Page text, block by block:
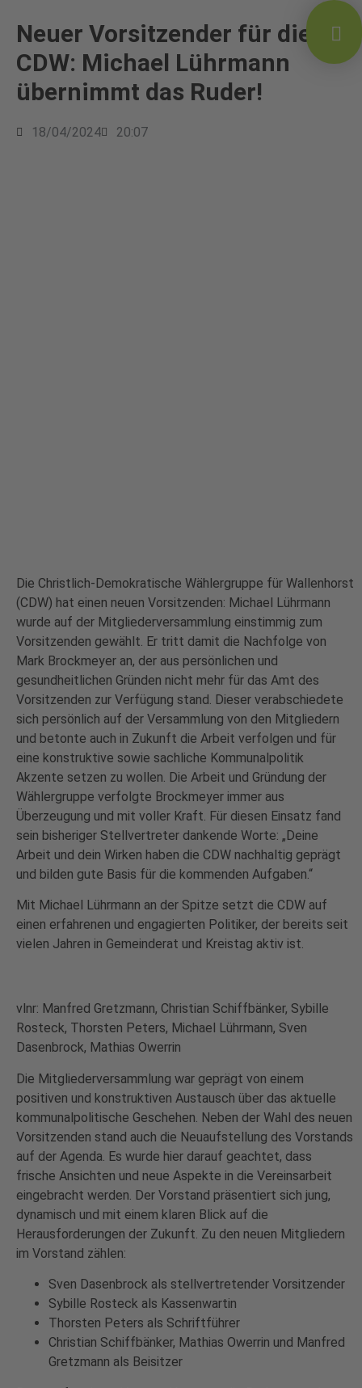
Neuer Vorsitzender für die
CDW: Michael Lührmann
übernimmt das Ruder!
18/04/2024 20:07
Die Christlich-Demokratische Wählergruppe für Wallenhorst
(CDW) hat einen neuen Vorsitzenden: Michael Lührmann
wurde auf der Mitgliederversammlung einstimmig zum
Vorsitzenden gewählt. Er tritt damit die Nachfolge von
Mark Brockmeyer an, der aus persönlichen und
gesundheitlichen Gründen nicht mehr für das Amt des
Vorsitzenden zur Verfügung stand. Dieser verabschiedete
sich persönlich auf der Versammlung von den Mitgliedern
und betonte auch in Zukunft die Arbeit verfolgen und für
eine konstruktive sowie sachliche Kommunalpolitik
Akzente setzen zu wollen. Die Arbeit und Gründung der
Wählergruppe verfolgte Brockmeyer immer aus
Überzeugung und mit voller Kraft. Für diesen Einsatz fand
sein bisheriger Stellvertreter dankende Worte: „Deine
Arbeit und dein Wirken haben die CDW nachhaltig geprägt
und bilden gute Basis für die kommenden Aufgaben.“
Mit Michael Lührmann an der Spitze setzt die CDW auf
einen erfahrenen und engagierten Politiker, der bereits seit
vielen Jahren in Gemeinderat und Kreistag aktiv ist.
vlnr: Manfred Gretzmann, Christian Schiffbänker, Sybille
Rosteck, Thorsten Peters, Michael Lührmann, Sven
Dasenbrock, Mathias Owerrin
Die Mitgliederversammlung war geprägt von einem
positiven und konstruktiven Austausch über das aktuelle
kommunalpolitische Geschehen. Neben der Wahl des neuen
Vorsitzenden stand auch die Neuaufstellung des Vorstands
auf der Agenda. Es wurde hier darauf geachtet, dass
frische Ansichten und neue Aspekte in die Vereinsarbeit
eingebracht werden. Der Vorstand präsentiert sich jung,
dynamisch und mit einem klaren Blick auf die
Herausforderungen der Zukunft. Zu den neuen Mitgliedern
im Vorstand zählen:
Sven Dasenbrock als stellvertretender Vorsitzender
Sybille Rosteck als Kassenwartin
Thorsten Peters als Schriftführer
Christian Schiffbänker, Mathias Owerrin und Manfred
Gretzmann als Beisitzer